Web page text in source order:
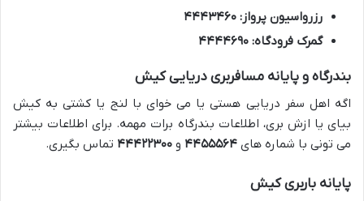
رزرواسیون پرواز: ۴۴۴۳۴۶۰
گمرک فرودگاه: ۴۴۴۴۶۹۰
بندرگاه و پایانه مسافربری دریایی کیش
اگه اهل سفر دریایی هستی یا می خوای با لنج یا کشتی به کیش
بیای یا ازش بری، اطلاعات بندرگاه برات مهمه. برای اطلاعات بیشتر
می تونی با شماره های ۴۴۵۵۵۶۴ و ۴۴۴۲۲۳۰۰ تماس بگیری.
پایانه باربری کیش